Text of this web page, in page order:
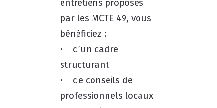
entretiens proposés
par les MCTE 49, vous
bénéficiez :
• d’un cadre
structurant
• de conseils de
professionnels locaux